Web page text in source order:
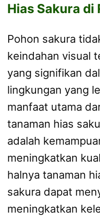
Hias Sakura di
Pohon sakura
keindahan visual
yang signifikan
lingkungan yang
manfaat utama
tanaman hias
adalah
meningkatkan
halnya tanaman
sakura dapat
meningkatkan